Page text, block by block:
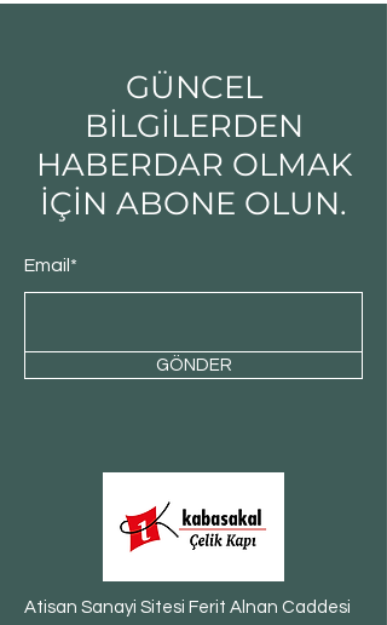
GÜNCEL
BİLGİLERDEN
HABERDAR OLMAK
İÇİN ABONE OLUN.
Email*
GÖNDER
Atisan Sanayi Sitesi Ferit Alnan Caddesi